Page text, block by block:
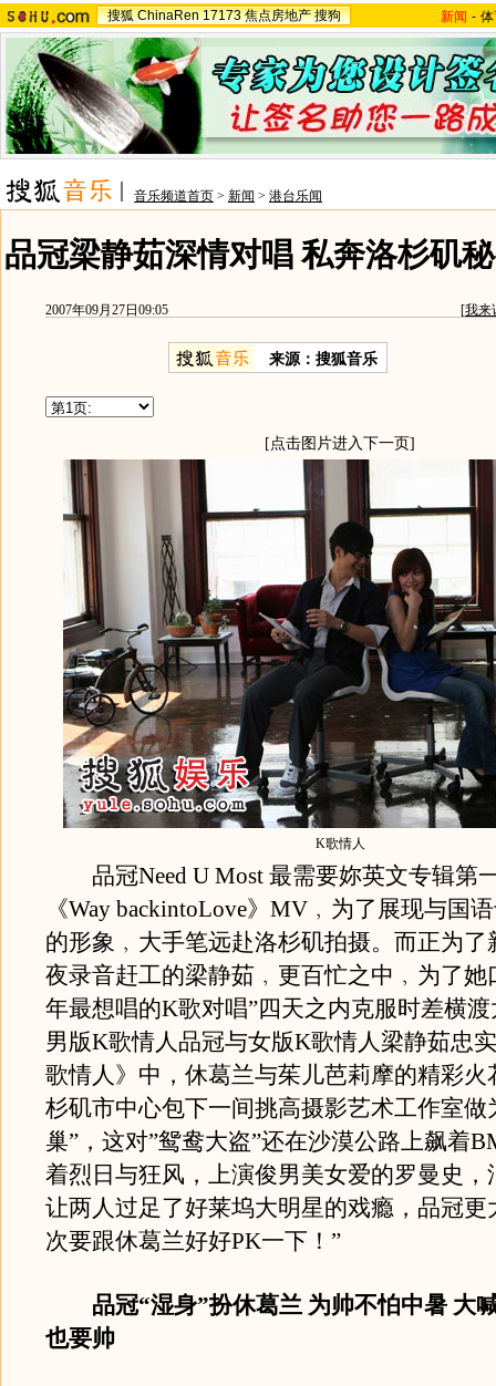
搜狐 ChinaRen 17173 焦点房地产 搜狗 新闻 -
音乐频道首页 > 新闻 > 港台乐闻
品冠梁静茹深情对唱 私奔洛杉矶
2007年09月27日09:05 [我来
来源：搜狐音乐
[点击图片进入下一页]
K歌情人
品冠Need U Most 最需要妳英文专辑第
《Way backintoLove》MV﹐为了展现与国
的形象﹐大手笔远赴洛杉矶拍摄。而正为了
夜录音赶工的梁静茹﹐更百忙之中﹐为了她
年最想唱的K歌对唱”四天之内克服时差横
男版K歌情人品冠与女版K歌情人梁静茹忠
歌情人》中，休葛兰与茱儿芭莉摩的精彩火
杉矶市中心包下一间挑高摄影艺术工作室做
巢”，这对”鸳鸯大盗”还在沙漠公路上飙着
着烈日与狂风，上演俊男美女爱的罗曼史，
让两人过足了好莱坞大明星的戏瘾，品冠更
次要跟休葛兰好好PK一下！”
品冠“湿身”扮休葛兰 为帅不怕中暑 大
也要帅